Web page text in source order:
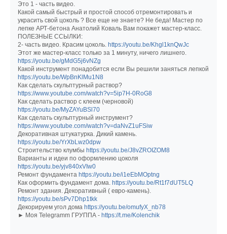
Это 1 - часть видео.
Какой самый быстрый и простой способ отремонтировать и
украсить свой цоколь ? Все еще не знаете? Не беда! Мастер по
лепке АРТ-бетона Анатолий Коваль Вам покажет мастер-класс.
ПОЛЕЗНЫЕ ССЫЛКИ:
2- часть видео. Красим цоколь. https://youtu.be/Khgl1knQwJc
Этот же мастер-класс только за 1 минуту, ничего лишнего.
https://youtu.be/gMdG5j6vNZg
Какой инструмент понадобится если Вы решили заняться лепкой
https://youtu.be/WpBnKlMu1N8
Как сделать скульптурный раствор?
https://www.youtube.com/watch?v=5ip7H-0RoG8
Как сделать раствор с клеем (черновой)
https://youtu.be/MyZAYuBSl70
Как сделать скульптурный инструмент?
https://www.youtube.com/watch?v=daNvZ1uFSiw
Декоративная штукатурка. Дикий камень.
https://youtu.be/YrXbLwz0dpw
Строительство клумбы https://youtu.be/J8vZROIZOM8
Варианты и идеи по оформлению цоколя
https://youtu.be/yjv840xVIw0
Ремонт фундамента https://youtu.be/i1eEbMOptng
Как оформить фундамент дома. https://youtu.be/Rt1f7dUT5LQ
Ремонт здания. Декоративный ( евро-камень).
https://youtu.be/sPv7Dhp1tkk
Декорируем угол дома https://youtu.be/omufyX_nb78
► Моя Telegramm ГРУППА - https://t.me/Kolenchik